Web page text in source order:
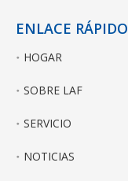
ENLACE RÁPIDO
HOGAR
SOBRE LAF
SERVICIO
NOTICIAS